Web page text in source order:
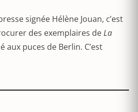
signée Hélène Jouan, c’est
des exemplaires deLa
aux puces de Berlin. C’est